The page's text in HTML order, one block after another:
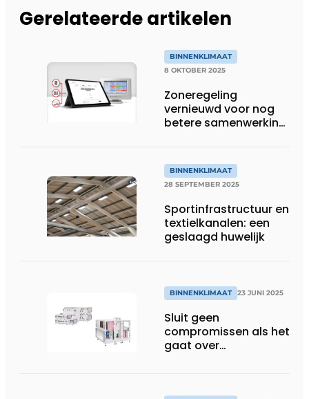
Gerelateerde artikelen
BINNENKLIMAAT
8 OKTOBER 2025
Zoneregeling
vernieuwd voor nog
betere samenwerking
koelsysteem
BINNENKLIMAAT
28 SEPTEMBER 2025
Sportinfrastructuur en
textielkanalen: een
geslaagd huwelijk
BINNENKLIMAAT 23 JUNI 2025
Sluit geen
compromissen als het
gaat over